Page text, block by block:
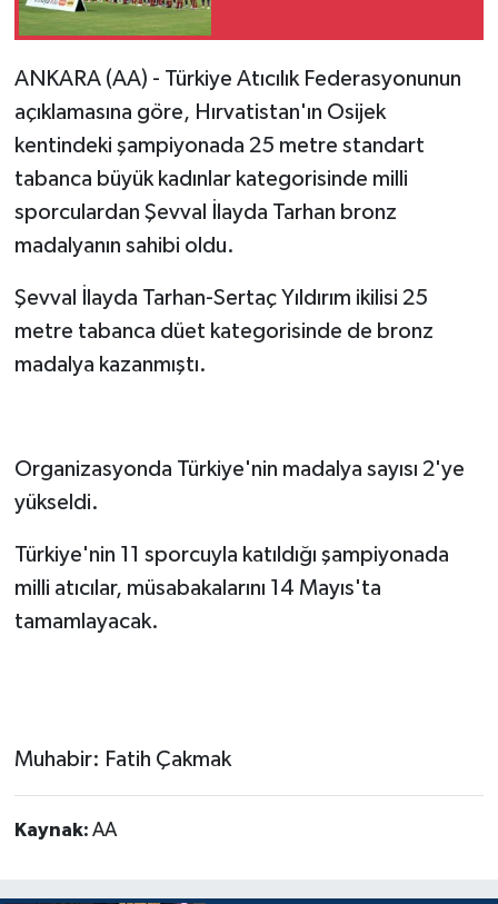
ANKARA (AA) - Türkiye Atıcılık Federasyonunun
açıklamasına göre, Hırvatistan'ın Osijek
kentindeki şampiyonada 25 metre standart
tabanca büyük kadınlar kategorisinde milli
sporculardan Şevval İlayda Tarhan bronz
madalyanın sahibi oldu.
Şevval İlayda Tarhan-Sertaç Yıldırım ikilisi 25
metre tabanca düet kategorisinde de bronz
madalya kazanmıştı.
Organizasyonda Türkiye'nin madalya sayısı 2'ye
yükseldi.
Türkiye'nin 11 sporcuyla katıldığı şampiyonada
milli atıcılar, müsabakalarını 14 Mayıs'ta
tamamlayacak.
Muhabir: Fatih Çakmak
Kaynak: AA